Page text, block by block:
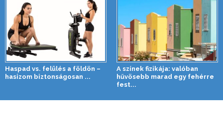
Haspad vs. felülés a földön –
hasizom biztonságosan ...
A színek fizikája: valóban
hűvösebb marad egy fehérre
fest...